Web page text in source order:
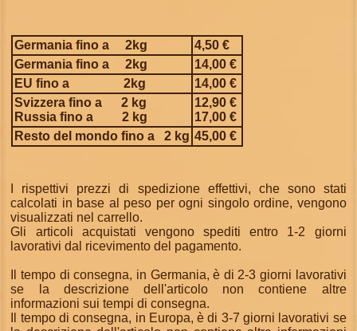
Germania fino a 2kg
4,50 €
Germania fino a 2kg
14,00 €
EU fino a 2kg
14,00 €
Svizzera fino a 2 kg
Russia fino a
2 kg
12,90 €
17,00 €
Resto del mondo fino a
2 kg 45,00 €
I rispettivi prezzi di spedizione effettivi, che sono stati
calcolati in base al peso per ogni singolo ordine, vengono
visualizzati nel carrello.
Gli articoli acquistati vengono spediti entro 1-2 giorni
lavorativi dal ricevimento del pagamento.
Il tempo di consegna, in Germania, è di 2-3 giorni lavorativi
se la descrizione dell'articolo non contiene altre
informazioni sui tempi di consegna.
Il tempo di consegna, in Europa, è di 3-7 giorni lavorativi se